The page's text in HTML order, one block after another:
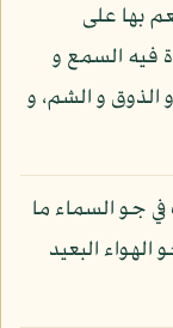
بها على
فيه السمع و
و الشم، و
جو السماء ما
البعيد